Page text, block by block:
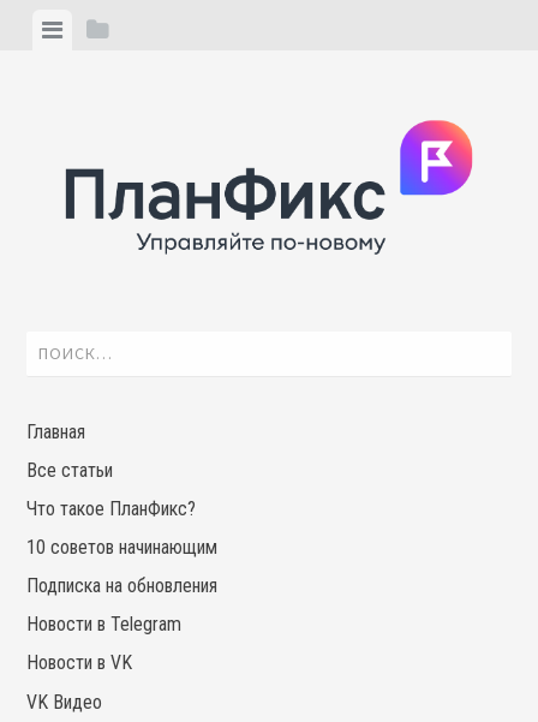
ViewView
Найти:
Главная
Все статьи
Что такое ПланФикс?
10 советов начинающим
Подписка на обновления
Новости в Telegram
Новости в VK
VK Видео